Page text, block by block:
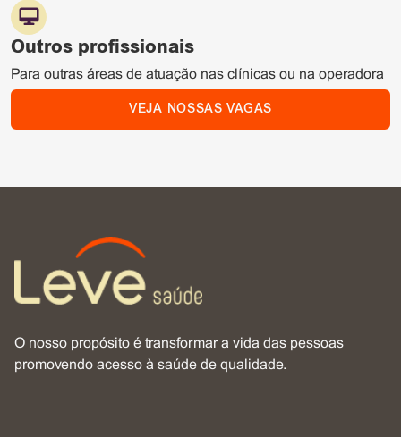
Outros profissionais
Para outras áreas de atuação nas clínicas ou na operadora
VEJA NOSSAS VAGAS
O nosso propósito é transformar a vida das pessoas
promovendo acesso à saúde de qualidade.